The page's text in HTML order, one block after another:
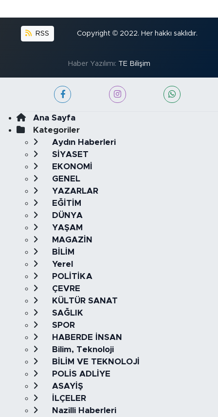
RSS Copyright © 2022. Her hakkı saklıdır.
Haber Yazılımı: TE Bilişim
Ana Sayfa
Kategoriler
Aydın Haberleri
SİYASET
EKONOMİ
GENEL
YAZARLAR
EĞİTİM
DÜNYA
YAŞAM
MAGAZİN
BİLİM
Yerel
POLİTİKA
ÇEVRE
KÜLTÜR SANAT
SAĞLIK
SPOR
HABERDE İNSAN
Bilim, Teknoloji
BİLİM VE TEKNOLOJİ
POLİS ADLİYE
ASAYİŞ
İLÇELER
Nazilli Haberleri